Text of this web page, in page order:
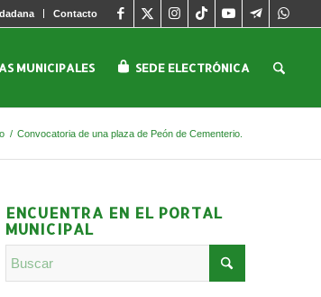
Contacto
MUNICIPALES SEDE ELECTRÓNICA
/ Convocatoria de una plaza de Peón de Cementerio.
ENCUENTRA EN EL PORTAL
MUNICIPAL